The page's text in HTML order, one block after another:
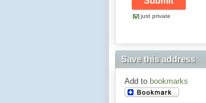
just private
Save this address
Add to bookmarks